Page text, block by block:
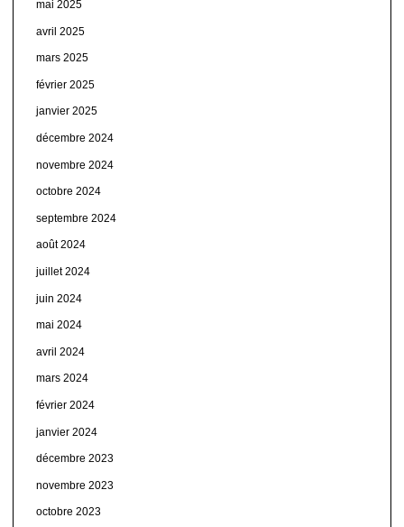
mai 2025
avril 2025
mars 2025
février 2025
janvier 2025
décembre 2024
novembre 2024
octobre 2024
septembre 2024
août 2024
juillet 2024
juin 2024
mai 2024
avril 2024
mars 2024
février 2024
janvier 2024
décembre 2023
novembre 2023
octobre 2023